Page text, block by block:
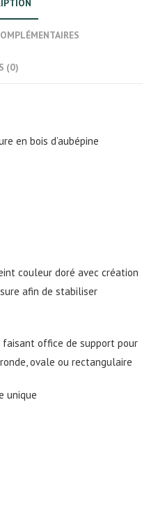
(0)
en bois d’aubépine
couleur doré avec création
afin de stabiliser
office de support pour
ovale ou rectangulaire
unique